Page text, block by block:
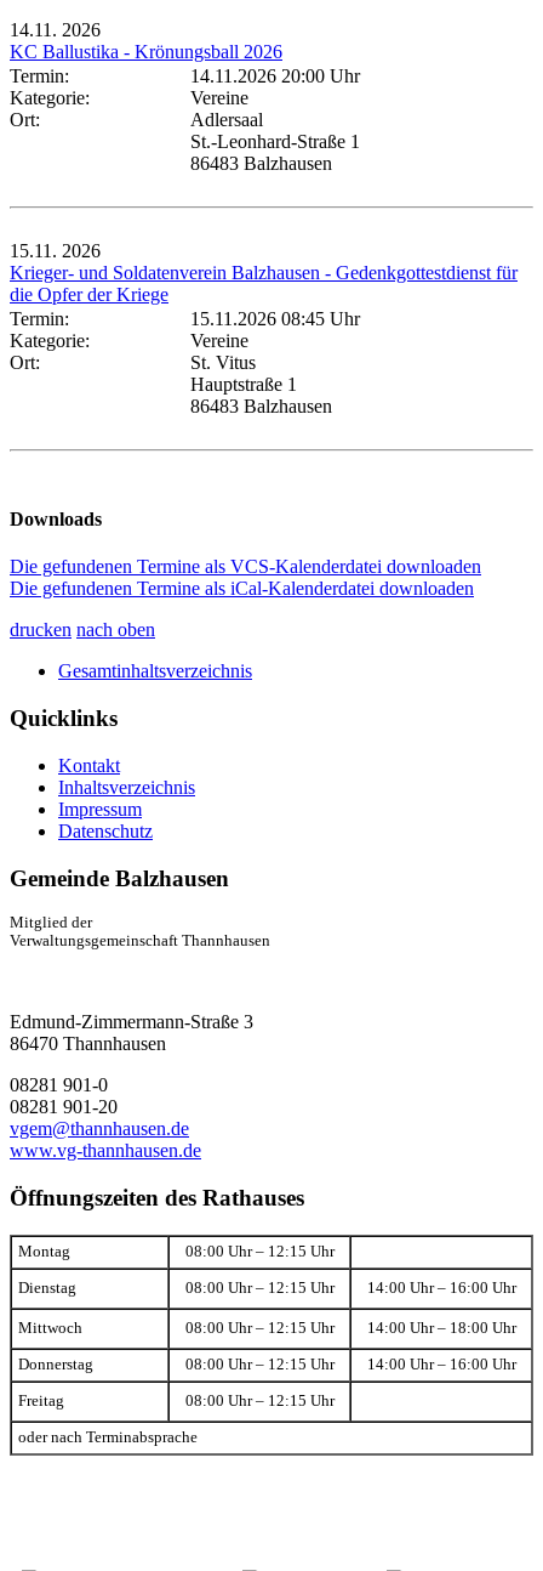
14.11. 2026
KC Ballustika - Krönungsball 2026
Termin:
14.11.2026 20:00 Uhr
Kategorie:
Vereine
Ort:
Adlersaal
St.-Leonhard-Straße 1
86483 Balzhausen
15.11. 2026
Krieger- und Soldatenverein Balzhausen - Gedenkgottestdienst für
die Opfer der Kriege
Termin:
15.11.2026 08:45 Uhr
Kategorie:
Vereine
Ort:
St. Vitus
Hauptstraße 1
86483 Balzhausen
Downloads
Die gefundenen Termine als VCS-Kalenderdatei downloaden
Die gefundenen Termine als iCal-Kalenderdatei downloaden
drucken nach oben
Gesamtinhaltsverzeichnis
Quicklinks
Kontakt
Inhaltsverzeichnis
Impressum
Datenschutz
Gemeinde Balzhausen
Mitglied der
Verwaltungsgemeinschaft Thannhausen
Edmund-Zimmermann-Straße 3
86470 Thannhausen
08281 901-0
08281 901-20
vgem@thannhausen.de
www.vg-thannhausen.de
Öffnungszeiten des Rathauses
Montag 08:00 Uhr – 12:15 Uhr
Dienstag 08:00 Uhr – 12:15 Uhr 14:00 Uhr – 16:00 Uhr
Mittwoch 08:00 Uhr – 12:15 Uhr 14:00 Uhr – 18:00 Uhr
Donnerstag 08:00 Uhr – 12:15 Uhr 14:00 Uhr – 16:00 Uhr
Freitag 08:00 Uhr – 12:15 Uhr
oder nach Terminabsprache